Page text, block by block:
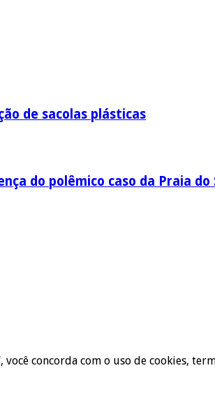
de sacolas plásticas
do polêmico caso da Praia do
concorda com o uso de cookies,